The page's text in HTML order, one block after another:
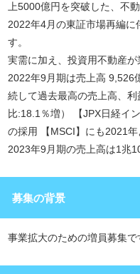
上5000億円を突破した、不
2022年4月の東証市場再編に
す。
実需に加え、投資用不動産が
2022年9月期は売上高 9,526
続して過去最高の売上高、
比:18.1％増） 【JPX日経イ
の採用 【MSCI】にも2021
2023年9月期の売上高は1兆
募集の背景
事業拡大のための増員募集で